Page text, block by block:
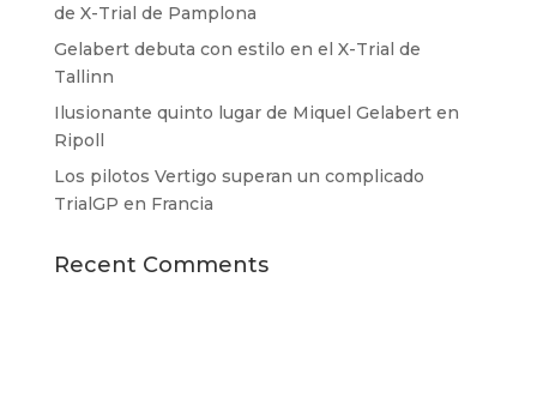
de X-Trial de Pamplona
Gelabert debuta con estilo en el X-Trial de
Tallinn
Ilusionante quinto lugar de Miquel Gelabert en
Ripoll
Los pilotos Vertigo superan un complicado
TrialGP en Francia
Recent Comments